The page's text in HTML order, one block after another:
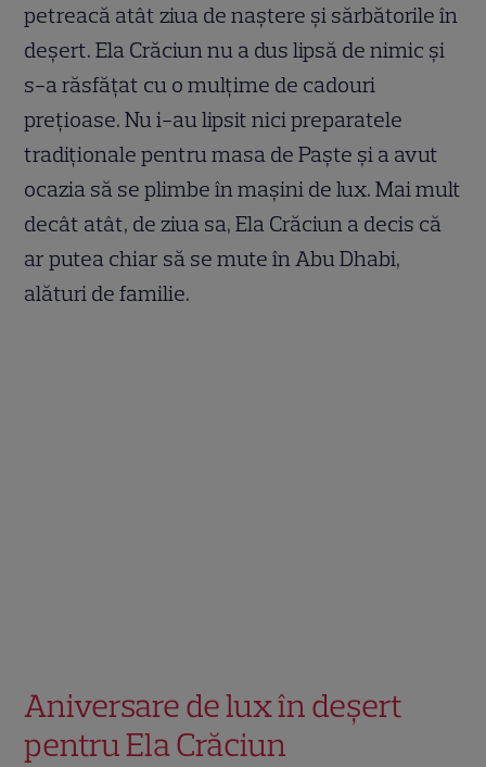
petreacă atât ziua de naștere și sărbătorile în
deșert. Ela Crăciun nu a dus lipsă de nimic și
s-a răsfățat cu o mulțime de cadouri
prețioase. Nu i-au lipsit nici preparatele
tradiționale pentru masa de Paște și a avut
ocazia să se plimbe în mașini de lux. Mai mult
decât atât, de ziua sa, Ela Crăciun a decis că
ar putea chiar să se mute în Abu Dhabi,
alături de familie.
Aniversare de lux în deșert
pentru Ela Crăciun